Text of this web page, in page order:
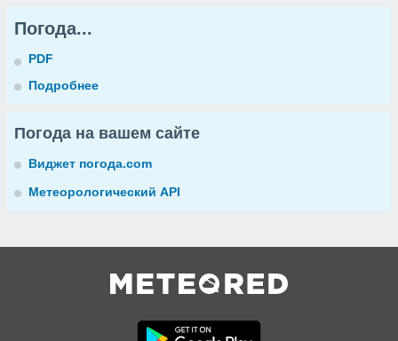
Погода...
PDF
Подробнее
Погода на вашем сайте
Виджет погода.com
Метеорологический API